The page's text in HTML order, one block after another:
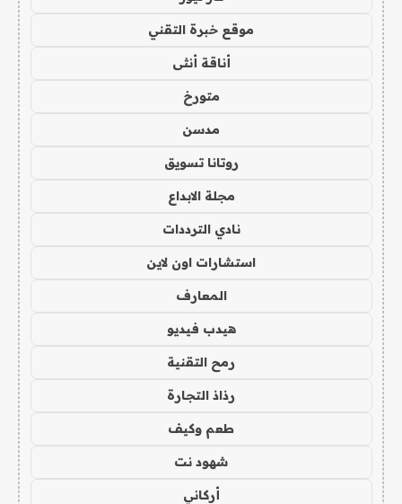
موقع خبرة التقني
أناقة أنثى
متورخ
مدسن
روتانا تسويق
مجلة الابداع
نادي الترددات
استشارات اون لاين
المعارف
هيدب فيديو
رمح التقنية
رذاذ التجارة
طعم وكيف
شهود نت
أركاني